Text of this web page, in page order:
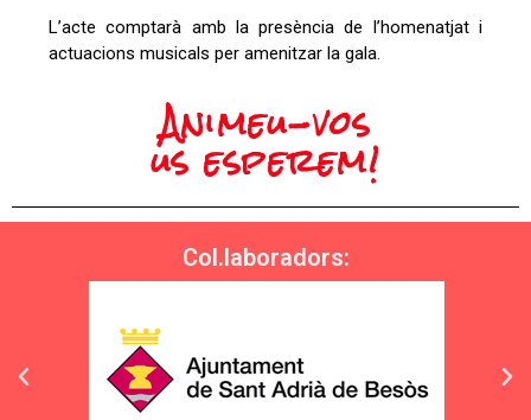
L’acte comptarà amb la presència de l’homenatjat i
actuacions musicals per amenitzar la gala.
Animeu-vos
us esperem!
Col.laboradors: